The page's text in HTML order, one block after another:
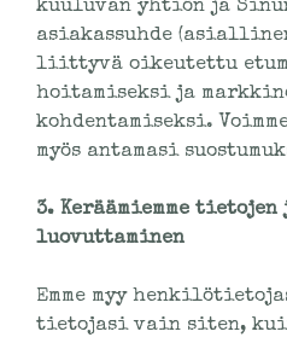
kuuluvan yhtiön ja
asiakassuhde
liittyvä oikeutettu
hoitamiseksi ja
kohdentamiseksi.
myös antamasi
3. Keräämiemme
luovuttaminen
Emme myy
tietojasi vain siten,